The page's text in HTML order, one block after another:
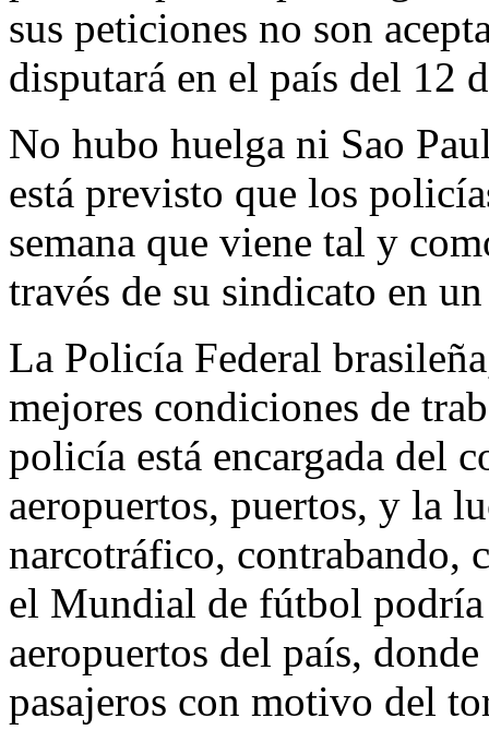
sus peticiones no son
disputará en el país del 12
No hubo huelga ni Sao
está previsto que los
semana que viene tal y
través de su sindicato en
La Policía Federal
mejores condiciones de
policía está encargada del
aeropuertos, puertos, y la
narcotráfico,
el Mundial de fútbol podría
aeropuertos del país,
pasajeros con motivo del